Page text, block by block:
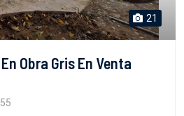
21
Obra Gris En Venta